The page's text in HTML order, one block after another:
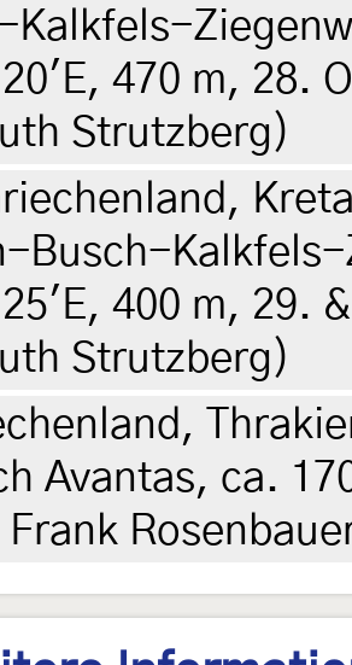
Kalkfels-
470 m, 28.
Strutzberg)
Busch-
400 m, 29.
Strutzberg)
Avantas, ca.